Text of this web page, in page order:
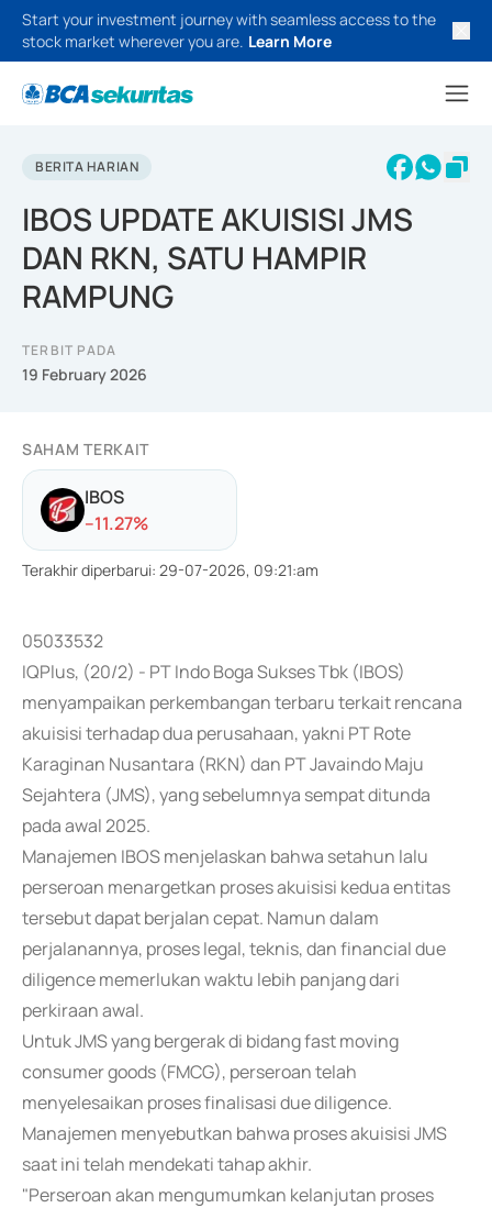
Start your investment journey with seamless access to the
stock market wherever you are. Learn More
BERITA HARIAN
IBOS UPDATE AKUISISI JMS
DAN RKN, SATU HAMPIR
RAMPUNG
TERBIT PADA
19 February 2026
SAHAM TERKAIT
IBOS
--11.27%
Terakhir diperbarui: 29-07-2026, 09:21:am
05033532
IQPlus, (20/2) - PT Indo Boga Sukses Tbk (IBOS)
menyampaikan perkembangan terbaru terkait rencana
akuisisi terhadap dua perusahaan, yakni PT Rote
Karaginan Nusantara (RKN) dan PT Javaindo Maju
Sejahtera (JMS), yang sebelumnya sempat ditunda
pada awal 2025.
Manajemen IBOS menjelaskan bahwa setahun lalu
perseroan menargetkan proses akuisisi kedua entitas
tersebut dapat berjalan cepat. Namun dalam
perjalanannya, proses legal, teknis, dan financial due
diligence memerlukan waktu lebih panjang dari
perkiraan awal.
Untuk JMS yang bergerak di bidang fast moving
consumer goods (FMCG), perseroan telah
menyelesaikan proses finalisasi due diligence.
Manajemen menyebutkan bahwa proses akuisisi JMS
saat ini telah mendekati tahap akhir.
"Perseroan akan mengumumkan kelanjutan proses